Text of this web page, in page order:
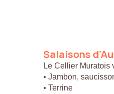
Salaisons
Le Cellier Muratois
• Jambon,
• Terrine